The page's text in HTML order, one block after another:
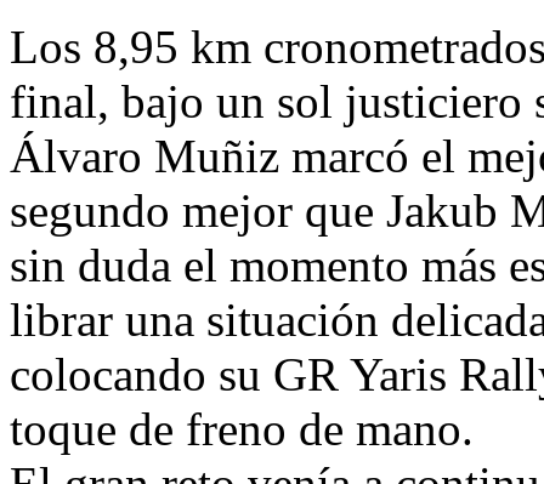
Los 8,95 km
final, bajo un sol justiciero
Álvaro Muñiz marcó el
segundo mejor que Jakub
sin duda el momento más
librar una situación
colocando su GR Yaris
toque de freno de mano.